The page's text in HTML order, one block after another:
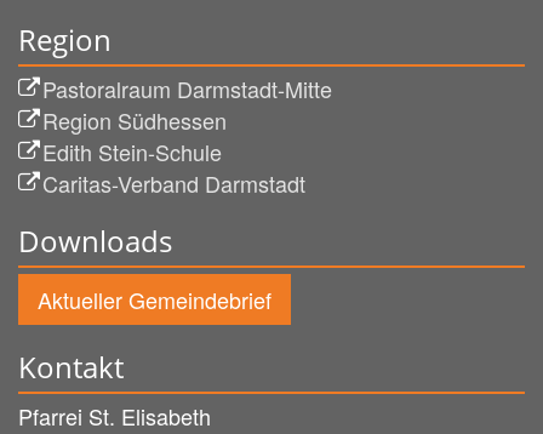
Region
Pastoralraum Darmstadt-Mitte
Region Südhessen
Edith Stein-Schule
Caritas-Verband Darmstadt
Downloads
Aktueller Gemeindebrief
Kontakt
Pfarrei St. Elisabeth